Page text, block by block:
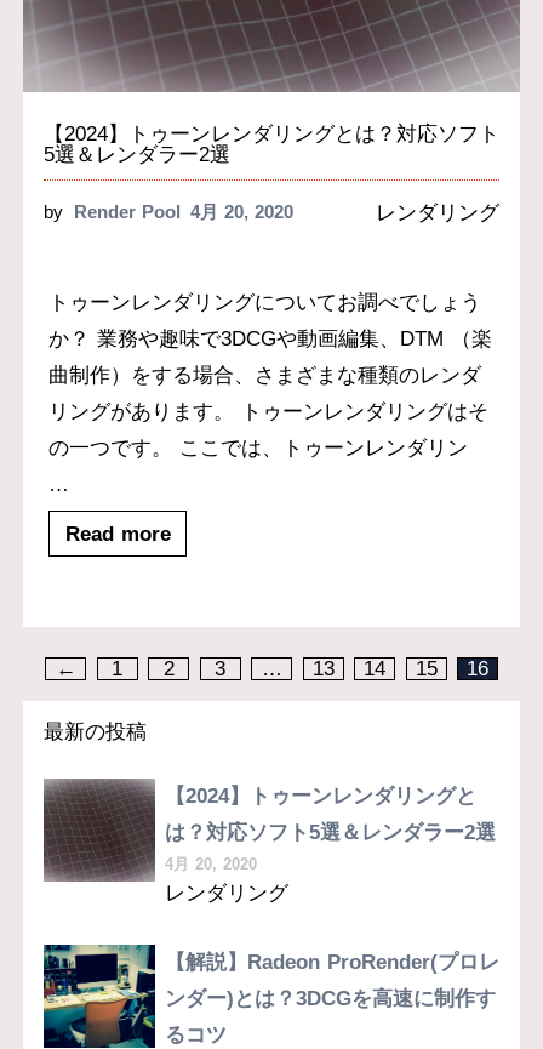
【2024】トゥーンレンダリングとは？対応ソフト
5選＆レンダラー2選
by Render Pool 4月 20, 2020 レンダリング
トゥーンレンダリングについてお調べでしょう
か？ 業務や趣味で3DCGや動画編集、DTM （楽
曲制作）をする場合、さまざまな種類のレンダ
リングがあります。 トゥーンレンダリングはそ
の一つです。 ここでは、トゥーンレンダリン
…
Read more
← 1 2 3 … 13 14 15 16
最新の投稿
【2024】トゥーンレンダリングと
は？対応ソフト5選＆レンダラー2選
4月 20, 2020
レンダリング
【解説】Radeon ProRender(プロレ
ンダー)とは？3DCGを高速に制作す
るコツ